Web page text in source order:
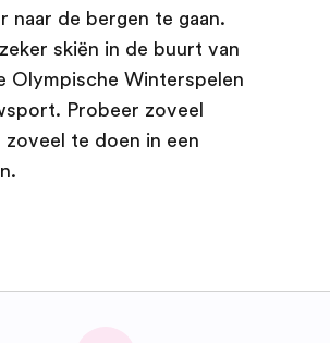
naar de bergen te gaan.
skiën in de buurt van
Olympische Winterspelen
Probeer zoveel
te doen in een